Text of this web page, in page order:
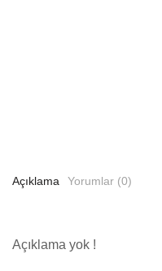
Açıklama Yorumlar (0)
Açıklama yok !